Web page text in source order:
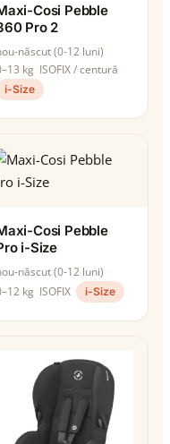
Cosi Pebble
Pro 2
născut (0-12 luni)
kg ISOFIX / centură
i-Size
Cosi Pebble
i-Size
născut (0-12 luni)
kg ISOFIX i-Size